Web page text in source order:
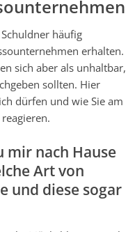
häufig
erhalten.
sich aber als unhaltbar,
sollten. Hier
dürfen und wie Sie am
mir nach Hause
Art von
und diese sogar